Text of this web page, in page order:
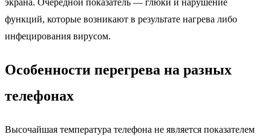
функций, которые возникают в результате нагрева либо
инфецирования вирусом.
Особенности перегрева на разных
телефонах
Высочайшая температура телефона не является показателем